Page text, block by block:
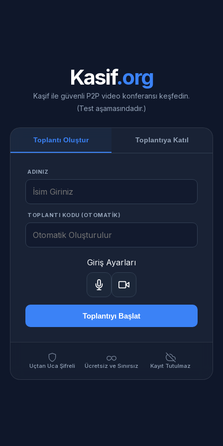
Kasif.org
Kaşif ile güvenli P2P video konferansı keşfedin.
(Test aşamasındadır.)
Toplantı Oluştur Toplantıya Katıl
ADINIZ
TOPLANTI KODU (OTOMATİK)
Giriş Ayarları
Toplantıyı Başlat
Uçtan Uca Şifreli Ücretsiz ve Sınırsız Kayıt Tutulmaz